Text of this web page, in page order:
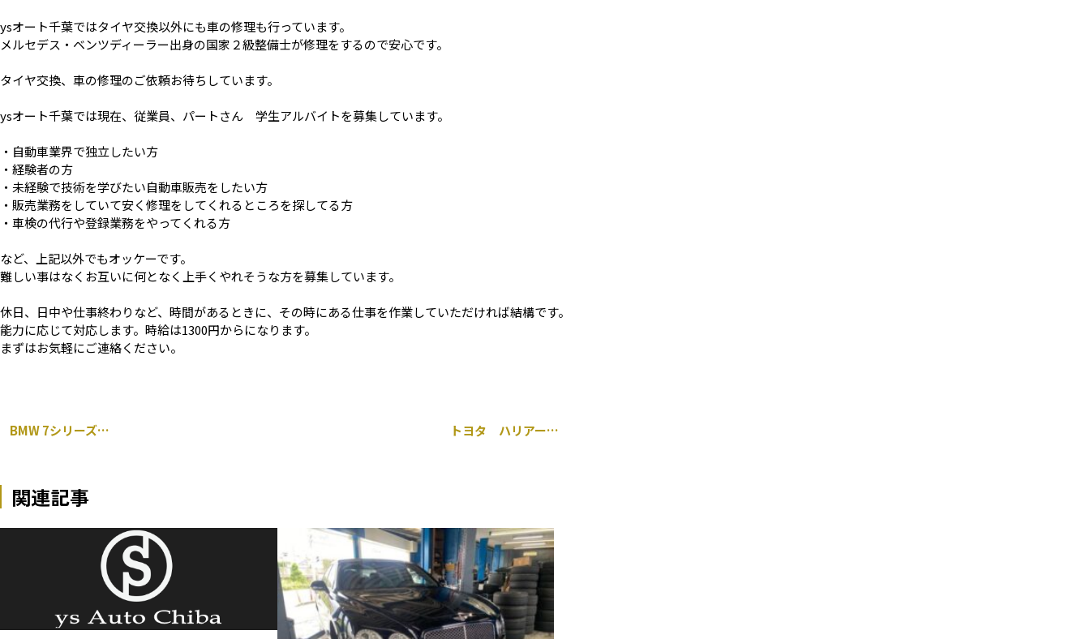
ysオート千葉ではタイヤ交換以外にも車の修理も行っています。
メルセデス・ベンツディーラー出身の国家２級整備士が修理をするので安心です。
タイヤ交換、車の修理のご依頼お待ちしています。
ysオート千葉では現在、従業員、パートさん 学生アルバイトを募集しています。
・自動車業界で独立したい方
・経験者の方
・未経験で技術を学びたい自動車販売をしたい方
・販売業務をしていて安く修理をしてくれるところを探してる方
・車検の代行や登録業務をやってくれる方
など、上記以外でもオッケーです。
難しい事はなくお互いに何となく上手くやれそうな方を募集しています。
休日、日中や仕事終わりなど、時間があるときに、その時にある仕事を作業していただければ結構です。
能力に応じて対応します。時給は1300円からになります。
まずはお気軽にご連絡ください。
BMW 7シリーズ アクティブハイブリッド エンジンオイル交換 千葉市 トヨタ ハリアー 持ち込み バッテリー交換
関連記事